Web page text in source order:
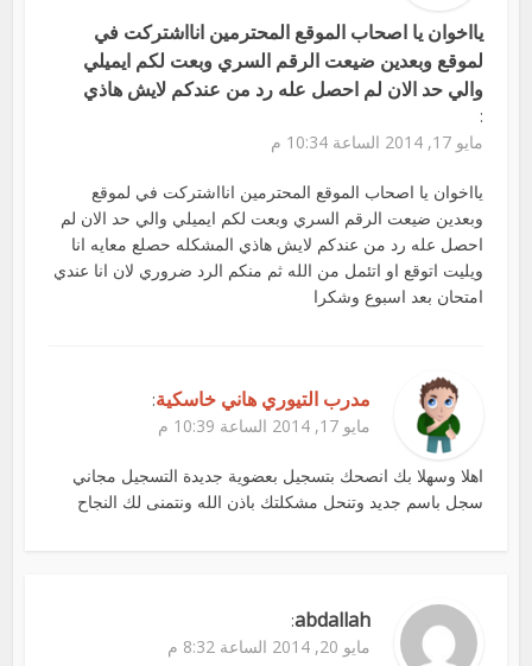
يااخوان يا اصحاب الموقع المحترمين انااشتركت في
لموقع وبعدين ضيعت الرقم السري وبعت لكم ايميلي
والي حد الان لم احصل عله رد من عندكم لايش هاذي
:
مايو 17, 2014 الساعة 10:34 م
يااخوان يا اصحاب الموقع المحترمين انااشتركت في لموقع
وبعدين ضيعت الرقم السري وبعت لكم ايميلي والي حد الان لم
احصل عله رد من عندكم لايش هاذي المشكله حصلع معايه انا
ويليت اتوقع او اتئمل من الله ثم منكم الرد ضروري لان انا عندي
امتحان بعد اسبوع وشكرا
مدرب التيوري هاني خاسكية:
مايو 17, 2014 الساعة 10:39 م
اهلا وسهلا بك انصحك بتسجيل بعضوية جديدة التسجيل مجاني
سجل باسم جديد وتنحل مشكلتك باذن الله ونتمنى لك النجاح
abdallah
:
مايو 20, 2014 الساعة 8:32 م